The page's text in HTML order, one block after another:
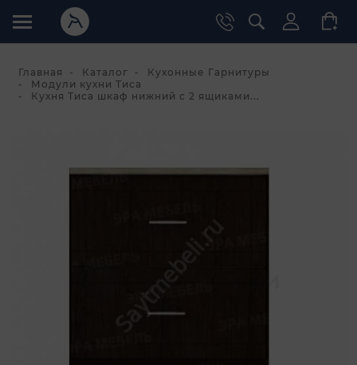
Главная Каталог
Кухонные Гарнитуры
Модули кухни Тиса
Кухня Тиса шкаф нижний с 2 ящиками...